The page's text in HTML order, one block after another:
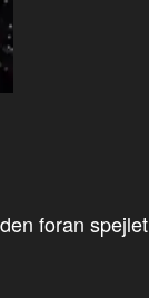
foran